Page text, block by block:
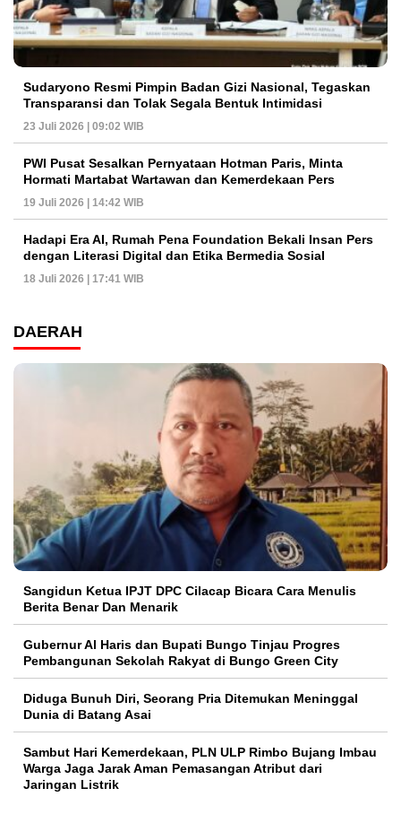
Sudaryono Resmi Pimpin Badan Gizi Nasional, Tegaskan
Transparansi dan Tolak Segala Bentuk Intimidasi
23 Juli 2026 | 09:02 WIB
PWI Pusat Sesalkan Pernyataan Hotman Paris, Minta
Hormati Martabat Wartawan dan Kemerdekaan Pers
19 Juli 2026 | 14:42 WIB
Hadapi Era AI, Rumah Pena Foundation Bekali Insan Pers
dengan Literasi Digital dan Etika Bermedia Sosial
18 Juli 2026 | 17:41 WIB
DAERAH
Sangidun Ketua IPJT DPC Cilacap Bicara Cara Menulis
Berita Benar Dan Menarik
​Gubernur Al Haris dan Bupati Bungo Tinjau Progres
Pembangunan Sekolah Rakyat di Bungo Green City
Diduga Bunuh Diri, Seorang Pria Ditemukan Meninggal
Dunia di Batang Asai
Sambut Hari Kemerdekaan, PLN ULP Rimbo Bujang Imbau
Warga Jaga Jarak Aman Pemasangan Atribut dari
Jaringan Listrik​